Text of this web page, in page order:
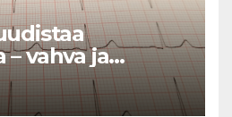
vahva ja
puolesta